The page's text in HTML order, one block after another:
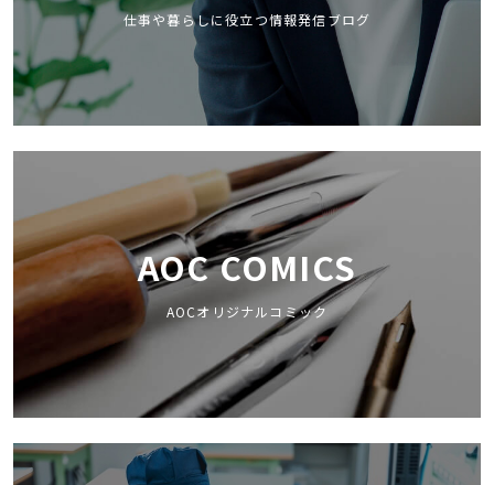
仕事や暮らしに役立つ情報発信ブログ
AOC COMICS
AOCオリジナルコミック